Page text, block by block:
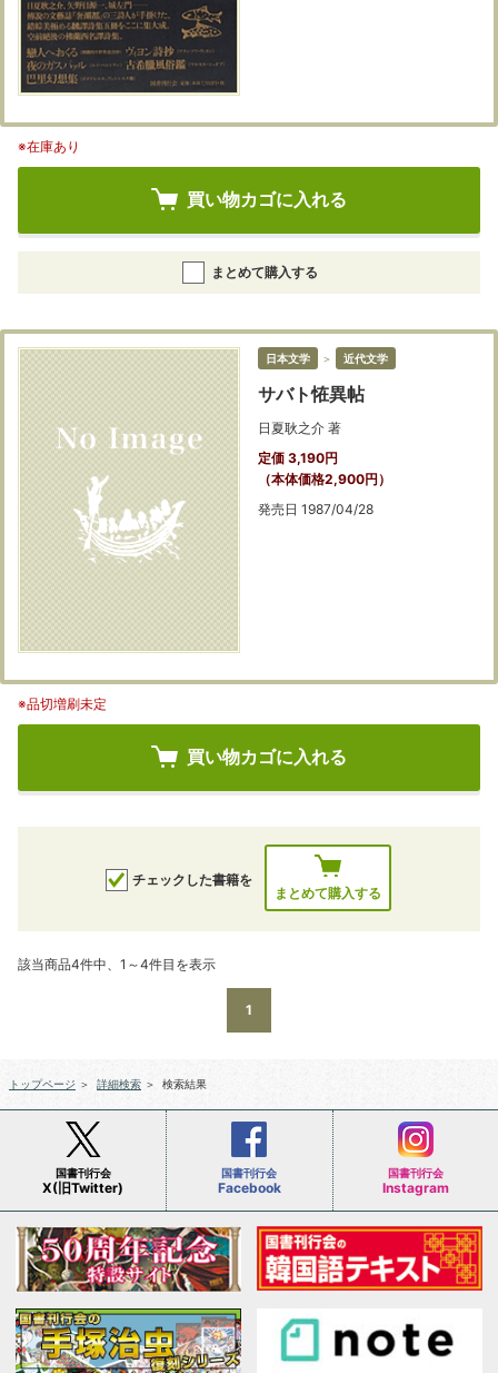
※在庫あり
買い物カゴに入れる
まとめて購入する
日本文学 ＞ 近代文学
サバト恠異帖
日夏耿之介 著
定価 3,190円
（本体価格2,900円）
発売日 1987/04/28
※品切増刷未定
買い物カゴに入れる
チェックした書籍を
まとめて購入する
該当商品4件中、1～4件目を表示
1
トップページ ＞ 詳細検索 ＞ 検索結果
国書刊行会
X(旧Twitter)
国書刊行会
Facebook
国書刊行会
Instagram